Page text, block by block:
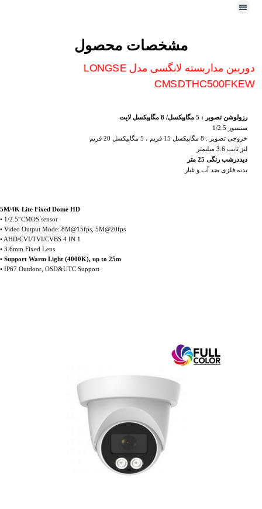
مشخصات محصول
دوربین مداربسته لانگسی مدل LONGSE
CMSDTHC500FKEW
رزولوشن تصویر : 5 مگاپیکسل/ 8 مگاپیکسل لایت
سنسور 1/2.5
خروجی تصویر : 8 مگاپیکسل 15 فریم ، 5 مگاپیکسل 20 فریم
لنز ثابت 3.6 میلیمتر
دیددرشب رنگی 25 متر
بدنه فلزی ضد آب و غبار
5M/4K Lite Fixed Dome HD
• 1/2.5″CMOS sensor
• Video Output Mode: 8M@15fps, 5M@20fps
• AHD/CVI/TVI/CVBS 4 IN 1
• 3.6mm Fixed Lens
• Support Warm Light (4000K), up to 25m
• IP67 Outdoor, OSD&UTC Support